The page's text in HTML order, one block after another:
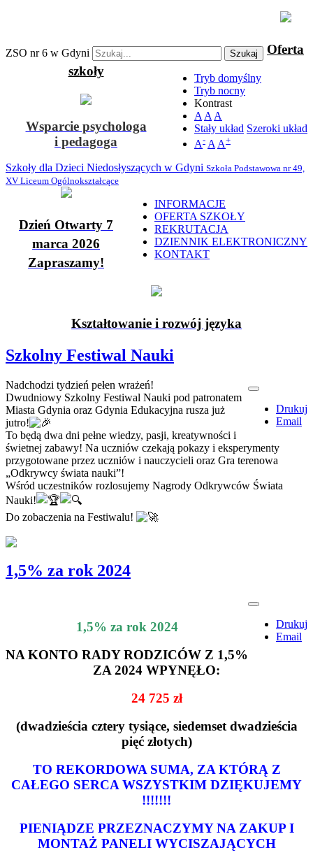
ZSO nr 6 w Gdyni Szukaj
Tryb domyślny
Tryb nocny
Kontrast
A A A
Stały układ Szeroki układ
A- A A+
Szkoły dla Dzieci Niedosłyszących w Gdyni Szkoła Podstawowa nr 49,
XV Liceum Ogólnokształcące
INFORMACJE
OFERTA SZKOŁY
REKRUTACJA
DZIENNIK ELEKTRONICZNY
KONTAKT
Oferta
szkoły
Wsparcie psychologa
i pedagoga
Dzień Otwarty 7
marca 2026
Zapraszamy!
Kształtowanie i rozwój języka
Szkolny Festiwal Nauki
Drukuj
Email
Nadchodzi tydzień pełen wrażeń!
Dwudniowy Szkolny Festiwal Nauki pod patronatem
Miasta Gdynia oraz Gdynia Edukacyjna rusza już
jutro!
To będą dwa dni pełne wiedzy, pasji, kreatywności i
świetnej zabawy! Na uczniów czekają pokazy i eksperymenty
przygotowane przez uczniów i nauczycieli oraz Gra terenowa
„Odkrywcy świata nauki”!
Wśród uczestników rozlosujemy Nagrody Odkrywców Świata
Nauki!
Do zobaczenia na Festiwalu!
1,5% za rok 2024
Drukuj
Email
1,5% za rok 2024
NA KONTO RADY RODZICÓW Z 1,5%
ZA 2024 WPYNĘŁO:
24 725 zł
(dwadzieścia cztery tysiące, siedemset dwadzieścia
pięć złotych)
TO REKORDOWA SUMA, ZA KTÓRĄ Z
CAŁEGO SERCA WSZYSTKIM DZIĘKUJEMY
!!!!!!!
PIENIĄDZE PRZEZNACZYMY NA ZAKUP I
MONTAŻ PANELI WYCISZAJĄCYCH